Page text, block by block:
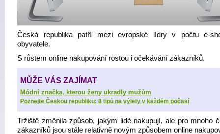
Česká republika patří mezi evropské lídry v počtu e-
obyvatele.
S růstem online nakupování rostou i očekávání zákazníků.
MŮŽE VÁS ZAJÍMAT
Módní značka, kterou ženy ukradly mužům
Poznejte Českou republiku: 8 tipů na výlety v každém počasí
Tržiště změnila způsob, jakým lidé nakupují, ale pro mnoho
zákazníků jsou stále relativně novým způsobem online